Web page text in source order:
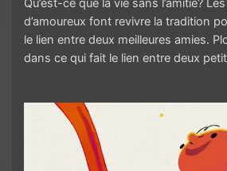
Qu’est-ce que la vie sans l’amitié?
d’amoureux font revivre la tradition
le lien entre deux meilleures amies.
dans ce qui fait le lien entre deux